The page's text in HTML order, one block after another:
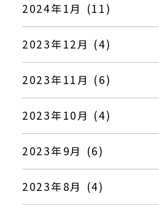
2024年1月 (11)
2023年12月 (4)
2023年11月 (6)
2023年10月 (4)
2023年9月 (6)
2023年8月 (4)